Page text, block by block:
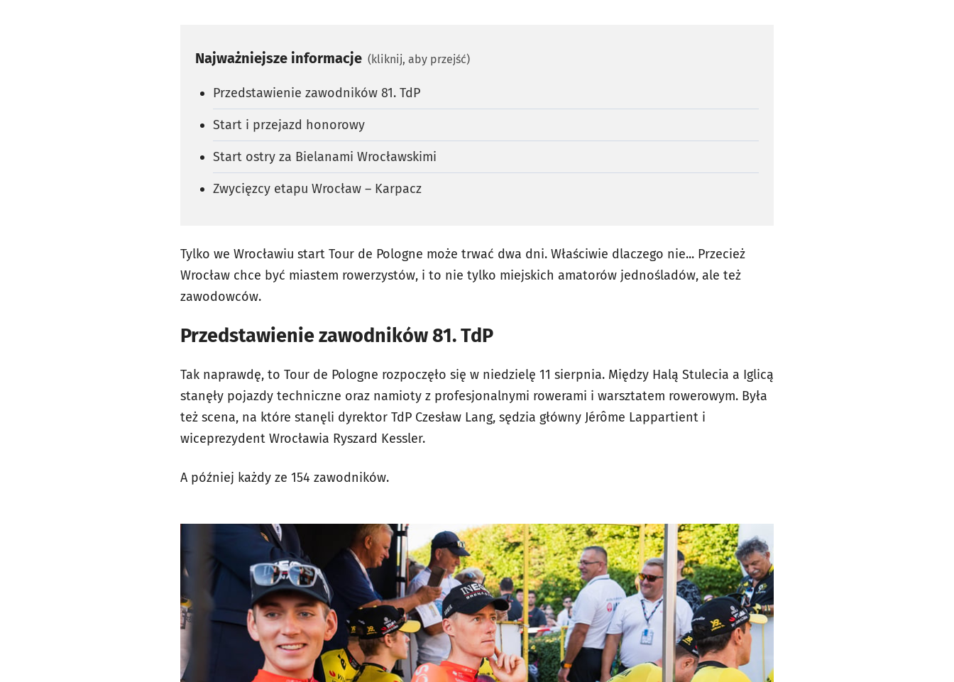
Najważniejsze informacje (kliknij, aby przejść)
Przedstawienie zawodników 81. TdP
Start i przejazd honorowy
Start ostry za Bielanami Wrocławskimi
Zwycięzcy etapu Wrocław – Karpacz
Tylko we Wrocławiu start Tour de Pologne może trwać dwa dni. Właściwie dlaczego nie... Przecież
Wrocław chce być miastem rowerzystów, i to nie tylko miejskich amatorów jednośladów, ale też
zawodowców.
Przedstawienie zawodników 81. TdP
Tak naprawdę, to Tour de Pologne rozpoczęło się w niedzielę 11 sierpnia. Między Halą Stulecia a Iglicą
stanęły pojazdy techniczne oraz namioty z profesjonalnymi rowerami i warsztatem rowerowym. Była
też scena, na które stanęli dyrektor TdP Czesław Lang, sędzia główny Jérôme Lappartient i
wiceprezydent Wrocławia Ryszard Kessler.
A później każdy ze 154 zawodników.